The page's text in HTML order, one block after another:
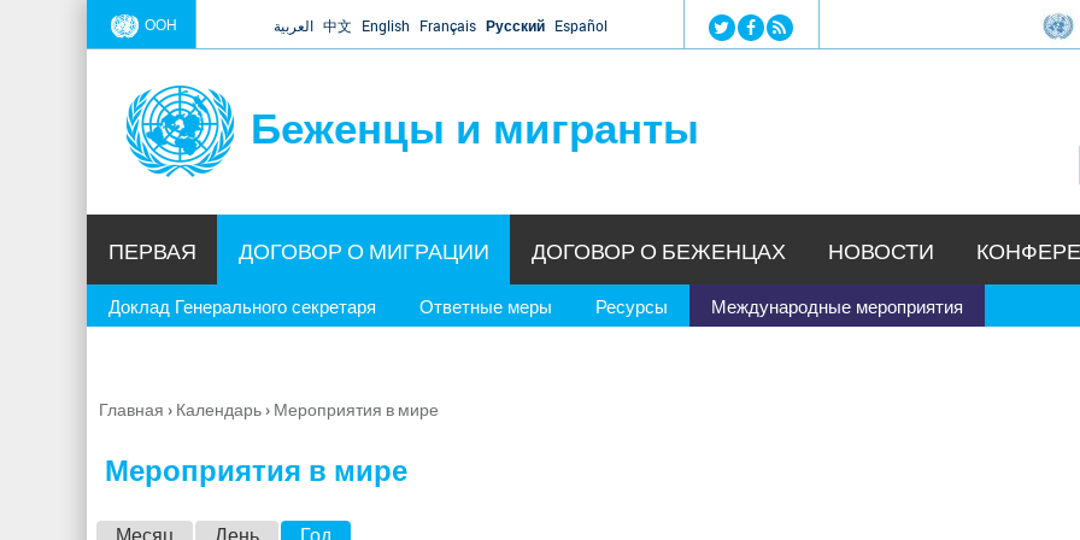
Jump to navigation
ООН العربية 中文 English Français Русский Español
Беженцы и мигранты
ПЕРВАЯ ДОГОВОР О МИГРАЦИИ
Доклад Генерального секретаря Ответные меры Ресурсы Международные мероприятия
ДОГОВОР О БЕЖЕНЦАХ НОВОСТИ
Вы
Главная › Календарь› Мероприятия в мире
Мероприятия в мире